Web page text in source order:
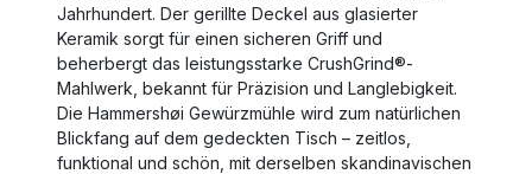
Jahrhundert. Der gerillte Deckel aus glasierter
Keramik sorgt für einen sicheren Griff und
beherbergt das leistungsstarke CrushGrind®-
Mahlwerk, bekannt für Präzision und Langlebigkeit.
Die Hammershøi Gewürzmühle wird zum natürlichen
Blickfang auf dem gedeckten Tisch – zeitlos,
funktional und schön, mit derselben skandinavischen